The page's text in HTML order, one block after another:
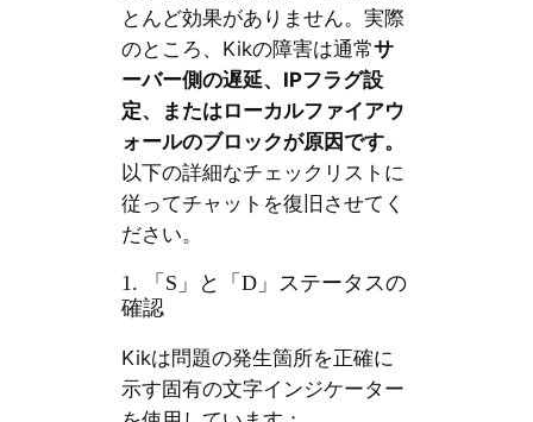
とんど効果がありません。実際
のところ、Kikの障害は通常サ
ーバー側の遅延、IPフラグ設
定、またはローカルファイアウ
ォールのブロックが原因です。
以下の詳細なチェックリストに
従ってチャットを復旧させてく
ださい。
1. 「S」と「D」ステータスの
確認
Kikは問題の発生箇所を正確に
示す固有の文字インジケーター